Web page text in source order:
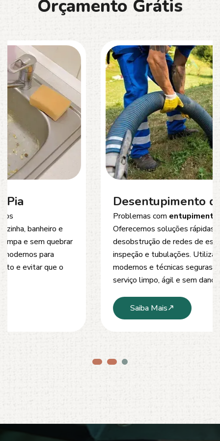
Orçamento Grátis
Desentupimento de Esgoto
entupimento de esgoto ?
Oferecemos soluções rápidas e eficientes para
desobstrução de redes de esgoto, caixas de
inspeção e tubulações. Utilizamos equipamentos
modernos e técnicas seguras que garantem um
serviço limpo, ágil e sem danos à estrutura.